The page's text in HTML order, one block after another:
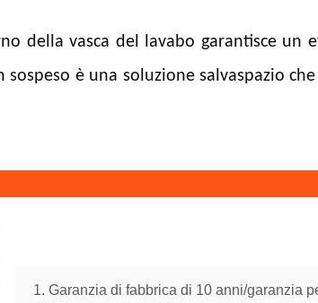
della vasca del lavabo garantisce un
è una soluzione salvaspazio
1. Garanzia di fabbrica di 10 anni/garanzia